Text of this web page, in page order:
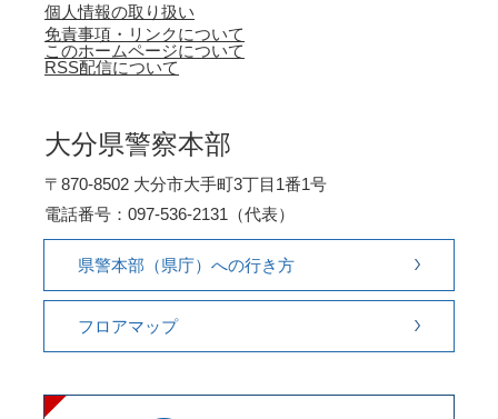
個人情報の取り扱い
免責事項・リンクについて
このホームページについて
RSS配信について
大分県警察本部
〒870-8502 大分市大手町3丁目1番1号
電話番号：097-536-2131（代表）
県警本部（県庁）への行き方
フロアマップ